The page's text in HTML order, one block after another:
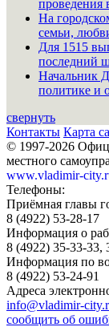
проведения
На
семьи,
Для 1515
последний
Начальник
политике и
свернуть
Контакты Карта
© 1997-2026
местного
www.vladimir-
Телефоны:
Приёмная главы
8 (4922) 53-28-17
Информация о
8 (4922) 35-33-33,
Информация по
8 (4922) 53-24-91
Адреса
info@vladimir-
сообщить об